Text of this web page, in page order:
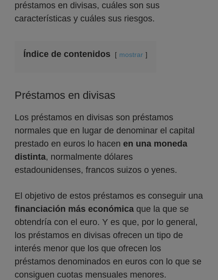
préstamos en divisas, cuáles son sus
características y cuáles sus riesgos.
Índice de contenidos mostrar
Préstamos en divisas
Los préstamos en divisas son préstamos
normales que en lugar de denominar el capital
prestado en euros lo hacen en una moneda
distinta, normalmente dólares
estadounidenses, francos suizos o yenes.
El objetivo de estos préstamos es conseguir una
financiación más económica que la que se
obtendría con el euro. Y es que, por lo general,
los préstamos en divisas ofrecen un tipo de
interés menor que los que ofrecen los
préstamos denominados en euros con lo que se
consiguen cuotas mensuales menores.